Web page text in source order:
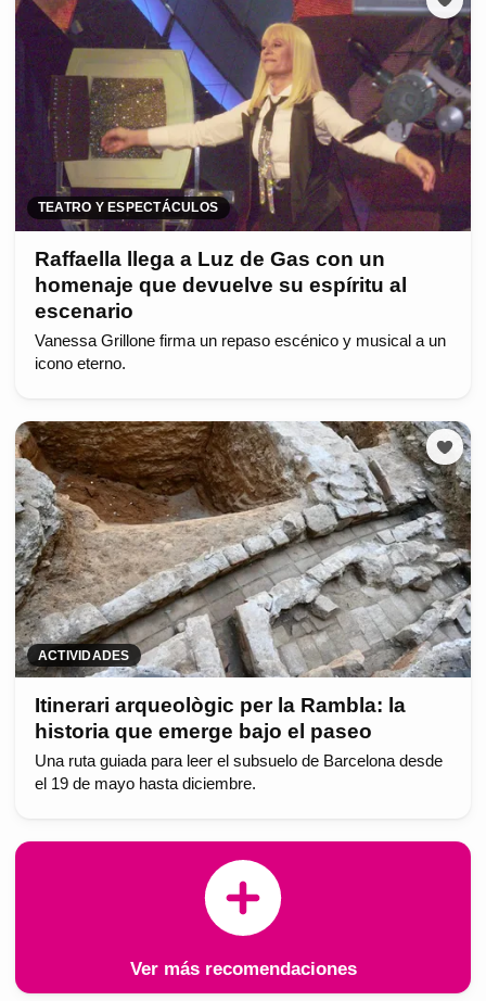
TEATRO Y ESPECTÁCULOS
Raffaella llega a Luz de Gas con un
homenaje que devuelve su espíritu al
escenario
Vanessa Grillone firma un repaso escénico y musical a un
icono eterno.
ACTIVIDADES
Itinerari arqueològic per la Rambla: la
historia que emerge bajo el paseo
Una ruta guiada para leer el subsuelo de Barcelona desde
el 19 de mayo hasta diciembre.
Ver más recomendaciones